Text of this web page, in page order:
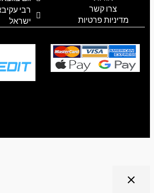
p
צרו קשר
מדיניות פרטיות
ישראל
close